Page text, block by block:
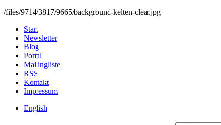
/files/9714/3817/9665/background-kelten-clear.jpg
Start
Newsletter
Blog
Portal
Mailingliste
RSS
Kontakt
Impressum
English